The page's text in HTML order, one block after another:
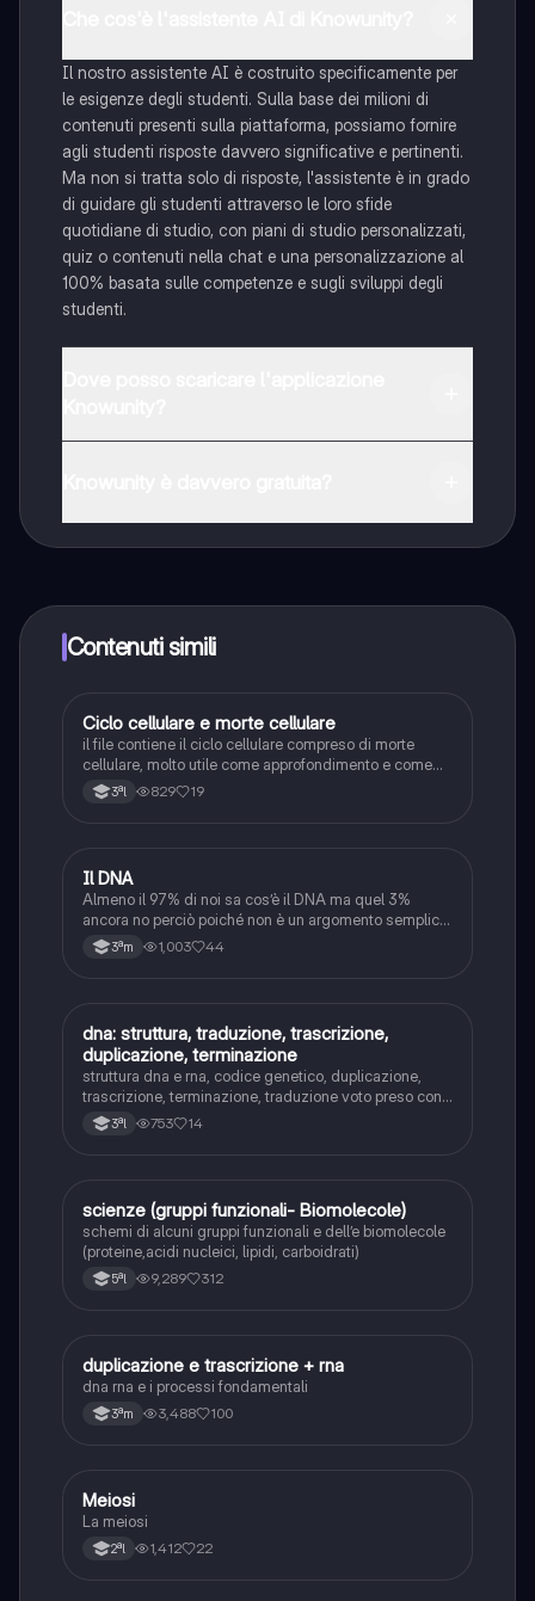
Il nostro assistente AI è costruito specificamente per
le esigenze degli studenti. Sulla base dei milioni di
contenuti presenti sulla piattaforma, possiamo fornire
agli studenti risposte davvero significative e pertinenti.
Ma non si tratta solo di risposte, l'assistente è in grado
di guidare gli studenti attraverso le loro sfide
quotidiane di studio, con piani di studio personalizzati,
quiz o contenuti nella chat e una personalizzazione al
100% basata sulle competenze e sugli sviluppi degli
studenti.
Knowunity Premium, che consente di studiare senza
alcun limite!!
Contenuti simili
Scienze
Ciclo cellulare e morte cellulare
il file contiene il ciclo cellulare compreso di morte
cellulare, molto utile come approfondimento e come
ripetizione in vista degli esami o test di ingresso futuri
oltre che per le interrogazioni
3ªl 829 19
Scienze
Il DNA
Almeno il 97% di noi sa cos’è il DNA ma quel 3%
ancora no perciò poiché non è un argomento semplice
questo sono i miei appunti di terza media (mi scuso
per alcuni errori di ortografia)
3ªm 1,003 44
Scienze
dna: struttura, traduzione, trascrizione,
duplicazione, terminazione
struttura dna e rna, codice genetico, duplicazione,
trascrizione, terminazione, traduzione voto preso con
questi schemi: 10, 3º superiore
3ªl 753 14
Scienze
scienze (gruppi funzionali- Biomolecole)
schemi di alcuni gruppi funzionali e dell’e biomolecole
(proteine,acidi nucleici, lipidi, carboidrati)
5ªl 9,289 312
Scienze
duplicazione e trascrizione + rna
dna rna e i processi fondamentali
3ªm 3,488 100
Scienze
Meiosi
La meiosi
2ªl 1,412 22